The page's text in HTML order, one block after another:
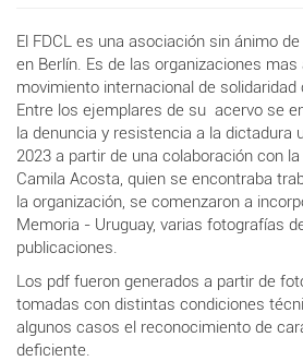
El FDCL es una asociación sin ánimo
en Berlín. Es de las organizaciones
movimiento internacional de
Entre los ejemplares de su acervo se
la denuncia y resistencia a la dictadura
2023 a partir de una colaboración con
Camila Acosta, quien se encontraba
la organización, se comenzaron a
Memoria - Uruguay, varias fotografías
publicaciones.
Los pdf fueron generados a partir de
tomadas con distintas condiciones
algunos casos el reconocimiento de
deficiente.